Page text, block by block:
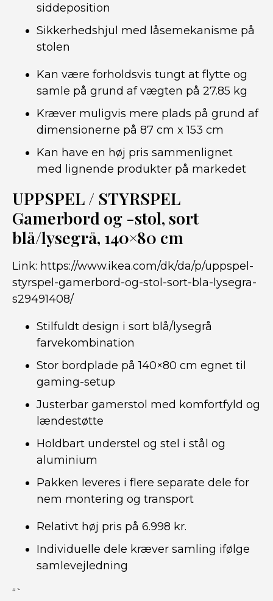
siddeposition
Sikkerhedshjul med låsemekanisme på
stolen
Kan være forholdsvis tungt at flytte og
samle på grund af vægten på 27.85 kg
Kræver muligvis mere plads på grund af
dimensionerne på 87 cm x 153 cm
Kan have en høj pris sammenlignet
med lignende produkter på markedet
UPPSPEL / STYRSPEL
Gamerbord og -stol, sort
blå/lysegrå, 140×80 cm
Link: https://www.ikea.com/dk/da/p/uppspel-
styrspel-gamerbord-og-stol-sort-bla-lysegra-
s29491408/
Stilfuldt design i sort blå/lysegrå
farvekombination
Stor bordplade på 140×80 cm egnet til
gaming-setup
Justerbar gamerstol med komfortfyld og
lændestøtte
Holdbart understel og stel i stål og
aluminium
Pakken leveres i flere separate dele for
nem montering og transport
Relativt høj pris på 6.998 kr.
Individuelle dele kræver samling ifølge
samlevejledning
“`